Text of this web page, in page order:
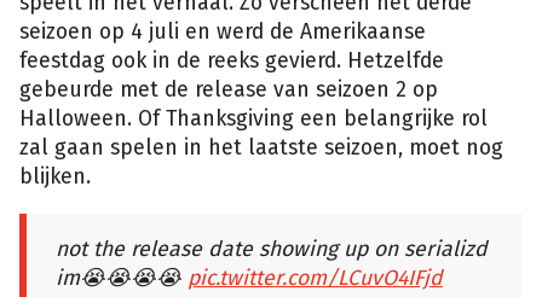
seizoen op 4 juli en werd de Amerikaanse
feestdag ook in de reeks gevierd. Hetzelfde
gebeurde met de release van seizoen 2 op
Halloween. Of Thanksgiving een belangrijke rol
zal gaan spelen in het laatste seizoen, moet nog
blijken.
not the release date showing up on serializd
im😭😭😭😭 pic.twitter.com/LCuvO4IFjd